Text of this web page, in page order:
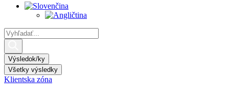
Search
...
Výsledok/ky
Všetky výsledky
Klientska zóna